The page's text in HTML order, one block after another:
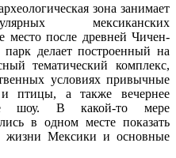
зона занимает
мексиканских
место после древней Чичен-
делает построенный на
тематический комплекс,
условиях привычные
птицы, а также вечернее
шоу. В какой-то мере
в одном месте показать
жизни Мексики и основные